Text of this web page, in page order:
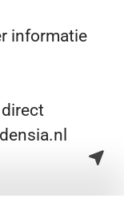
informatie
direct